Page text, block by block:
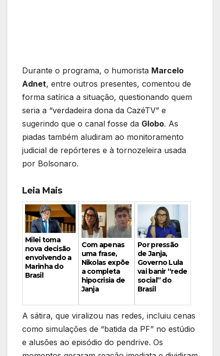
Durante o programa, o humorista Marcelo
Adnet, entre outros presentes, comentou de
forma satírica a situação, questionando quem
seria a “verdadeira dona da CazéTV” e
sugerindo que o canal fosse da Globo. As
piadas também aludiram ao monitoramento
judicial de repórteres e à tornozeleira usada
por Bolsonaro.
Leia Mais
Milei toma
nova decisão
envolvendo a
Marinha do
Brasil
Com apenas
uma frase,
Nikolas expõe
a completa
hipocrisia de
Janja
Por pressão
de Janja,
Governo Lula
vai banir “rede
social” do
Brasil
A sátira, que viralizou nas redes, incluiu cenas
como simulações de “batida da PF” no estúdio
e alusões ao episódio do pendrive. Os